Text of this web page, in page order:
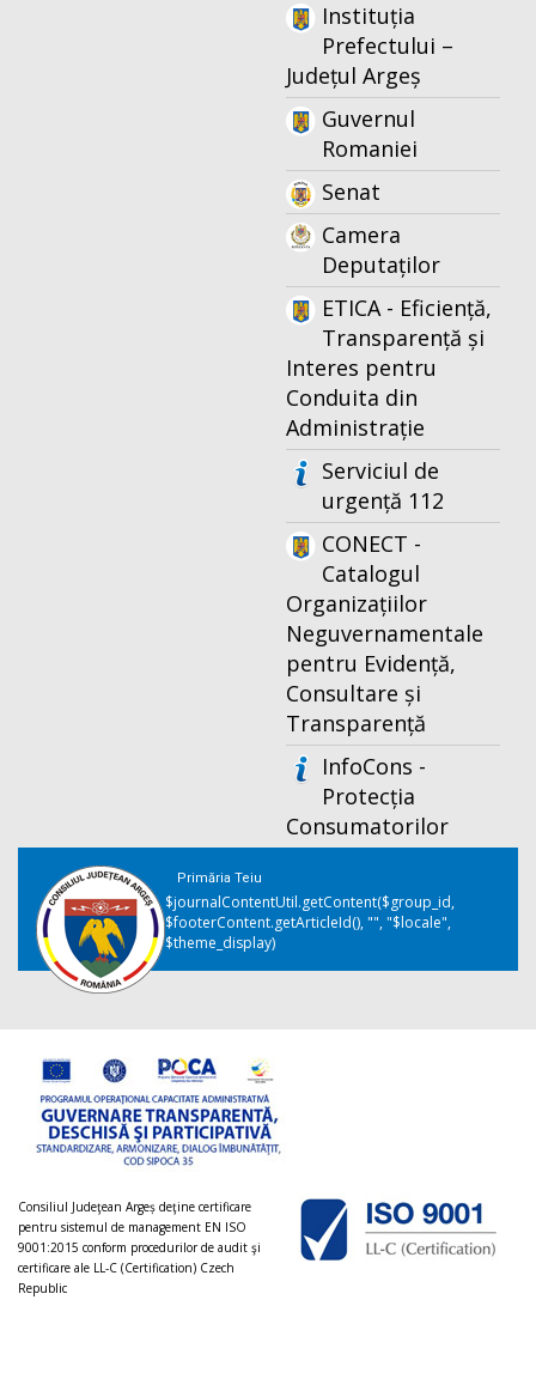
Instituția
Prefectului –
Județul Argeș
Guvernul
Romaniei
Senat
Camera
Deputaților
ETICA - Eficiență,
Transparență și
Interes pentru
Conduita din
Administrație
Serviciul de
urgență 112
CONECT -
Catalogul
Organizațiilor
Neguvernamentale
pentru Evidență,
Consultare și
Transparență
InfoCons -
Protecția
Consumatorilor
Primăria Teiu
$journalContentUtil.getContent($group_id,
$footerContent.getArticleId(), "", "$locale",
$theme_display)
Consiliul Judeţean Argeș deţine certificare
pentru sistemul de management EN ISO
9001:2015 conform procedurilor de audit şi
certificare ale LL-C (Certification) Czech
Republic